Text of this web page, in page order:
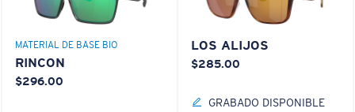
MATERIAL DE BASE BIO
RINCON
$296.00
LOS ALIJOS
$285.00
GRABADO DISPONIBLE